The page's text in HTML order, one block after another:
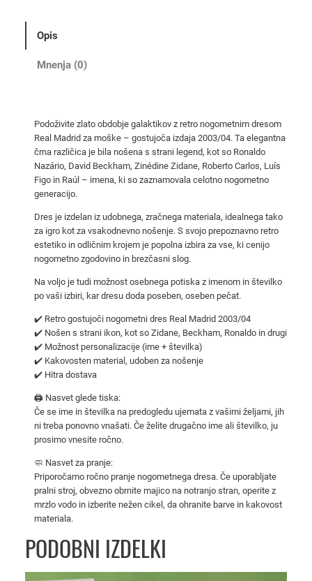
o
Opis
Mnenja (0)
Podoživite zlato obdobje galaktikov z retro nogometnim dresom
Real Madrid za moške – gostujoča izdaja 2003/04. Ta elegantna
črna različica je bila nošena s strani legend, kot so Ronaldo
Nazário, David Beckham, Zinédine Zidane, Roberto Carlos, Luís
Figo in Raúl – imena, ki so zaznamovala celotno nogometno
generacijo.
Dres je izdelan iz udobnega, zračnega materiala, idealnega tako
za igro kot za vsakodnevno nošenje. S svojo prepoznavno retro
estetiko in odličnim krojem je popolna izbira za vse, ki cenijo
nogometno zgodovino in brezčasni slog.
Na voljo je tudi možnost osebnega potiska z imenom in številko
po vaši izbiri, kar dresu doda poseben, oseben pečat.
✔️ Retro gostujoči nogometni dres Real Madrid 2003/04
✔️ Nošen s strani ikon, kot so Zidane, Beckham, Ronaldo in drugi
✔️ Možnost personalizacije (ime + številka)
✔️ Kakovosten material, udoben za nošenje
✔️ Hitra dostava
🖨️ Nasvet glede tiska:
Če se ime in številka na predogledu ujemata z vašimi željami, jih
ni treba ponovno vnašati. Če želite drugačno ime ali številko, ju
prosimo vnesite ročno.
🧼 Nasvet za pranje:
Priporočamo ročno pranje nogometnega dresa. Če uporabljate
pralni stroj, obvezno obrnite majico na notranjo stran, operite z
mrzlo vodo in izberite nežen cikel, da ohranite barve in kakovost
materiala.
PODOBNI IZDELKI